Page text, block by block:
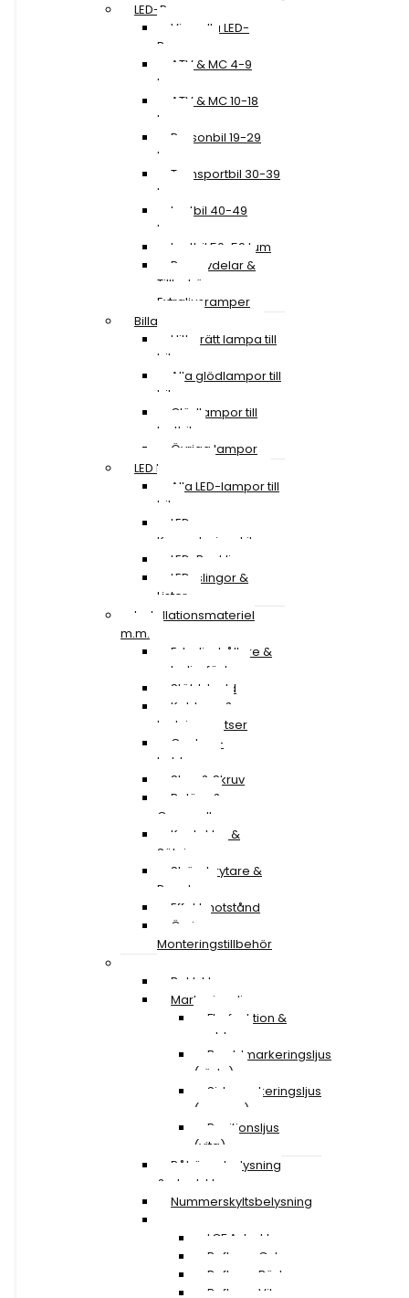
LED-Ramper
Visa alla LED-
Ramper
ATV & MC 4-9
tum
ATV & MC 10-18
tum
Personbil 19-29
tum
Transportbil 30-39
tum
Lastbil 40-49
tum
Lastbil 50-59 tum
Reservdelar &
Tillbehör
Extraljusramper
Billampor
Hitta rätt lampa till
bilen
Alla glödlampor till
bil
Glödlampor till
lastbil
Övriga lampor
LED Lampor
Alla LED-lampor till
bil
LED
Konverteringskit
LED-Backljus
LED-slingor &
Lister
Installationsmateriel
m.m.
Extraljushållare &
extraljusfäste
Stöldskydd
Kablage &
Ledningssatser
Canbus-
kablage
Stag & Skruv
Reläer &
Omvandlare
Kontakter &
Säkringar
Strömbrytare &
Paneler
Effektmotstånd
Övriga
Monteringstillbehör
Baklyktor
Markeringsljus
Flerfunktion &
snablar
Breddmarkeringsljus
(röda)
Sidomarkeringsljus
(orange)
Positionsljus
(vita)
Påhängsbelysning
& ploglyktor
Nummerskyltsbelysning
LGF A-traktor
Reflexer Gula
Reflexer Röda
Reflexer Vita